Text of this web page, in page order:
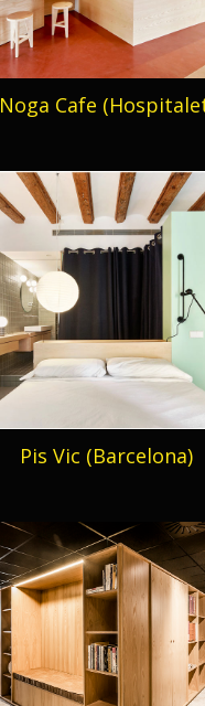
Noga Cafe
Pis Vic (Barcelona)